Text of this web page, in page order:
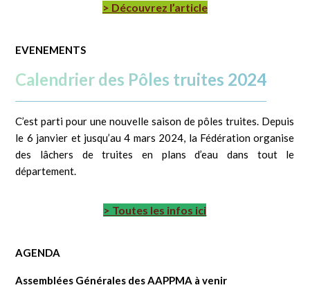
> Découvrez l’article
EVENEMENTS
Calendrier des Pôles truites 2024
C’est parti pour une nouvelle saison de pôles truites. Depuis
le 6 janvier et jusqu’au 4 mars 2024, la Fédération organise
des lâchers de truites en plans d’eau dans tout le
département.
> Toutes les infos ici
AGENDA
Assemblées Générales des AAPPMA à venir